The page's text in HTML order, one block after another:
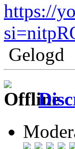
https://
Gelogd